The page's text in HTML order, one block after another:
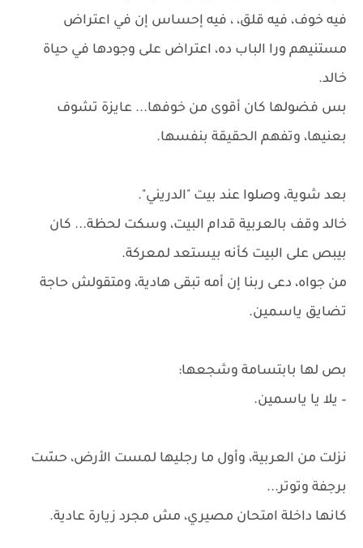
فيه خوف، فيه قلق، ، فيه إحساس إن في اعتراض
مستنيهم ورا الباب ده، اعتراض على وجودها في حياة
خالد.
بس فضولها كان أقوى من خوفها... عايزة تشوف
بعنيها، وتفهم الحقيقة بنفسها.
بعد شوية، وصلوا عند بيت "الدريني".
خالد وقف بالعربية قدام البيت، وسكت لحظة... كان
بيبص على البيت كأنه بيستعد لمعركة.
من جواه، دعى ربنا إن أمه تبقى هادية، ومتقولش حاجة
تضايق ياسمين.
بص لها بابتسامة وشجعها:
– يلا يا ياسمين.
نزلت من العربية، وأول ما رجليها لمست الأرض، حسّت
برجفة وتوتر...
كانها داخلة امتحان مصيري، مش مجرد زيارة عادية.